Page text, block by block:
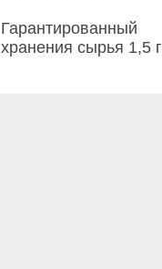
хранения сырья 1,5